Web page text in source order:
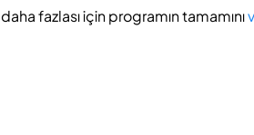
fazlası için programın tamamını